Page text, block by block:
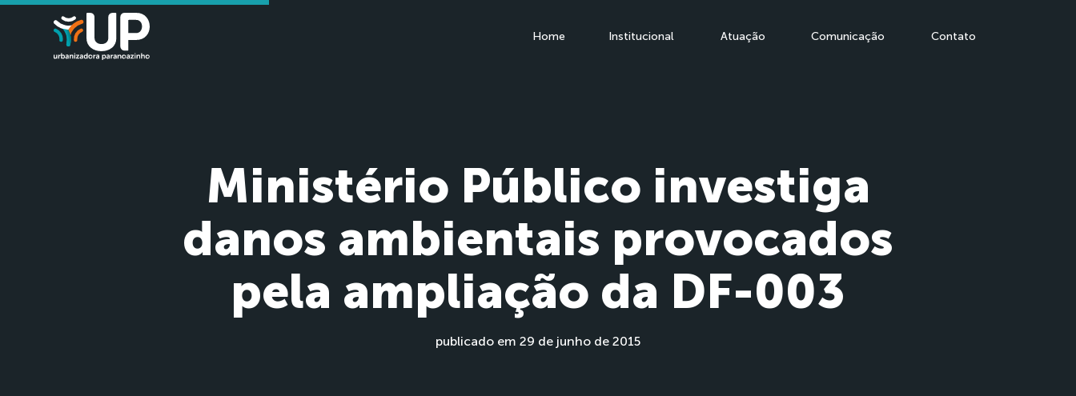
Home Institucional Atuação Comunicação Contato
Ministério Público investiga
danos ambientais provocados
pela ampliação da DF-003
publicado em 29 de junho de 2015